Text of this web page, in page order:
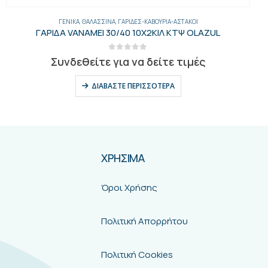
ΧΡΗΣΙΜΑ
Όροι Χρήσης
Πολιτική Απορρήτου
Πολιτική Cookies